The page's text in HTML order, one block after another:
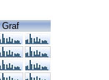
Graf